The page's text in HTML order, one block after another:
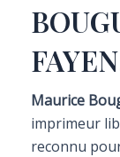
Maurice
imprimeur
reconnu